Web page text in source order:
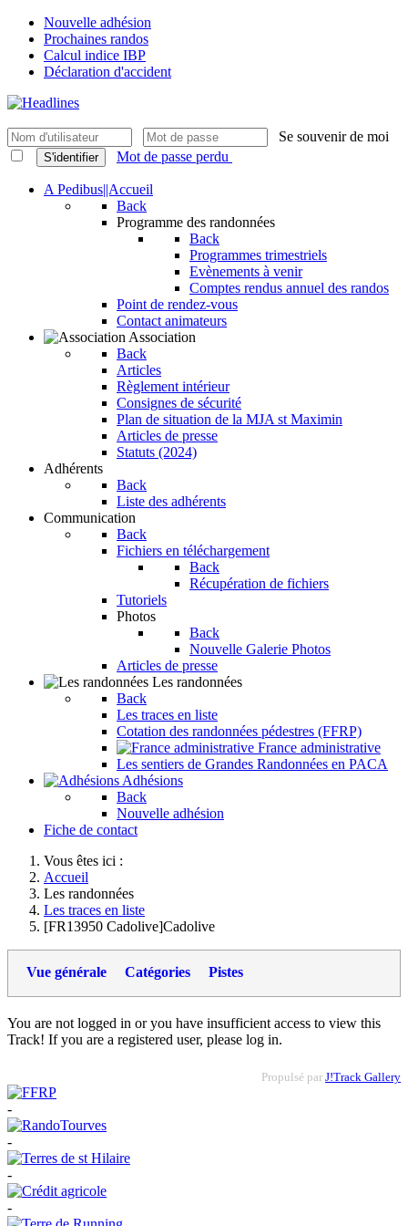
Nouvelle adhésion
Prochaines randos
Calcul indice IBP
Déclaration d'accident
Se souvenir de moi
S'identifier Mot de passe perdu
A Pedibus||Accueil
Back
Programme des randonnées
Back
Programmes trimestriels
Evènements à venir
Comptes rendus annuel des randos
Point de rendez-vous
Contact animateurs
Association
Back
Articles
Règlement intérieur
Consignes de sécurité
Plan de situation de la MJA st Maximin
Articles de presse
Statuts (2024)
Adhérents
Back
Liste des adhérents
Communication
Back
Fichiers en téléchargement
Back
Récupération de fichiers
Tutoriels
Photos
Back
Nouvelle Galerie Photos
Articles de presse
Les randonnées
Back
Les traces en liste
Cotation des randonnées pédestres (FFRP)
France administrative
Les sentiers de Grandes Randonnées en PACA
Adhésions
Back
Nouvelle adhésion
Fiche de contact
Vous êtes ici :
Accueil
Les randonnées
Les traces en liste
[FR13950 Cadolive]Cadolive
Vue générale Catégories Pistes
You are not logged in or you have insufficient access to view this
Track! If you are a registered user, please log in.
Propulsé par J!Track Gallery
-
-
-
-